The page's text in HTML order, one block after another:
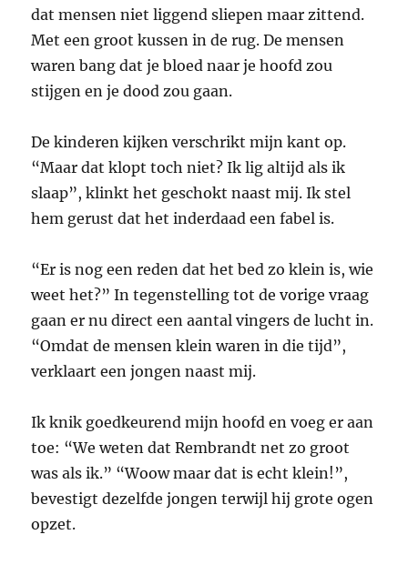
dat mensen niet liggend sliepen maar zittend.
Met een groot kussen in de rug. De mensen
waren bang dat je bloed naar je hoofd zou
stijgen en je dood zou gaan.
De kinderen kijken verschrikt mijn kant op.
“Maar dat klopt toch niet? Ik lig altijd als ik
slaap”, klinkt het geschokt naast mij. Ik stel
hem gerust dat het inderdaad een fabel is.
“Er is nog een reden dat het bed zo klein is, wie
weet het?” In tegenstelling tot de vorige vraag
gaan er nu direct een aantal vingers de lucht in.
“Omdat de mensen klein waren in die tijd”,
verklaart een jongen naast mij.
Ik knik goedkeurend mijn hoofd en voeg er aan
toe: “We weten dat Rembrandt net zo groot
was als ik.” “Woow maar dat is echt klein!”,
bevestigt dezelfde jongen terwijl hij grote ogen
opzet.